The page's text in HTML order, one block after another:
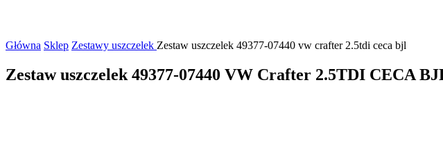
Główna Sklep Zestawy uszczelek Zestaw uszczelek 49377-07440 vw crafter 2.5tdi ceca bjl
Zestaw uszczelek 49377-07440 VW Crafter 2.5TDI CECA